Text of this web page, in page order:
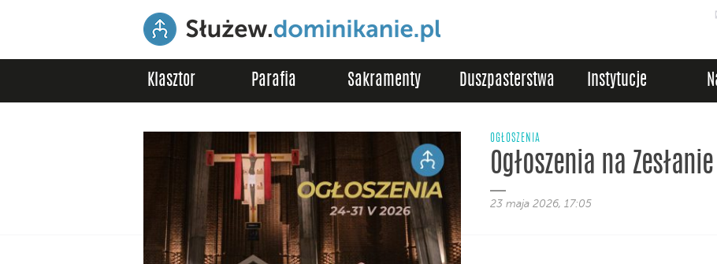
Klasztor Parafia Sakramenty Duszpasterstwa Instytucje
OGŁOSZENIA
Ogłoszenia na
23 maja 2026, 17:05